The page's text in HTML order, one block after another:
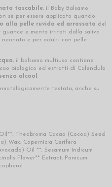
tascabile, il Baby Balsamo
sé per essere applicato quando
alla pelle ruvida ed arrossata del
guance e mento irritati dalla saliva
neonato e per adulti con pelle
, il balsamo multiuso contiene
biologico ed estratti di Calendula
senza alcool .
testata, anche su
Theobroma Cacao (Cocoa) Seed
Wax, Copernicia Cerifera
Oil **, Sesamum Indicum
Flower** Extract, Panicum